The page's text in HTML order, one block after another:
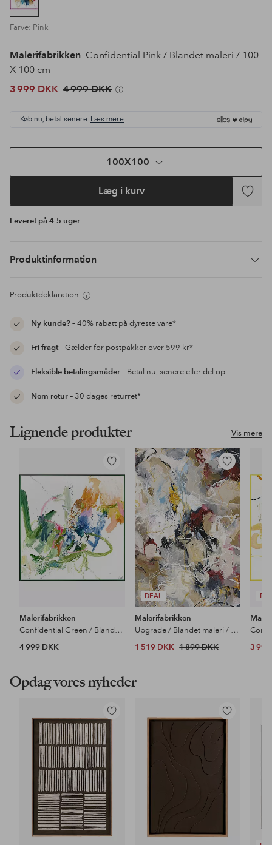
Farve: Pink
Malerifabrikken Confidential Pink / Blandet maleri / 100
X 100 cm
3 999 DKK 4 999 DKK
Køb nu, betal senere. Læs mere
100X100
Læg i kurv
Tilføj
Leveret på 4-5 uger
Produktinformation
Produktdeklaration
Ny kunde?– 40% rabatt på dyreste vare*
Fri fragt– Gælder for postpakker over 599 kr*
Fleksible betalingsmåder– Betal nu, senere eller del op
Nem retur– 30 dages returret*
Vis mere
Lignende produkter
Tilføj
til
favoritter
Malerifabrikken
Confidential Green / Blandet maleri / 100 X 100 cm
4 999 DKK
DEAL
Tilføj
til
favoritter
Malerifabrikken
Upgrade / Blandet maleri / 90 X 120 cm
1 519 DKK 1 899 DKK 3
Opdag vores nyheder
Tilføj
til
favoritter
Tilføj
favoritter